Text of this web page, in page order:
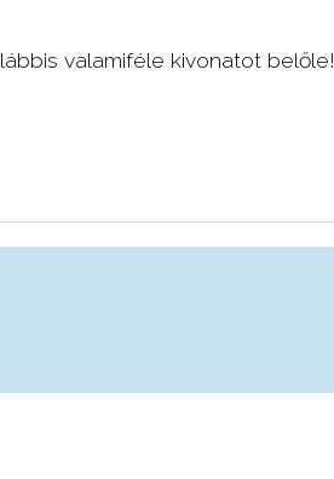
valamiféle kivonatot belőle!